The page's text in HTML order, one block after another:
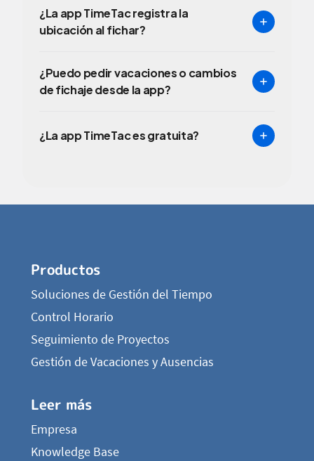
¿La app TimeTac registra la
ubicación al fichar?
¿Puedo pedir vacaciones o cambios
de fichaje desde la app?
¿La app TimeTac es gratuita?
Productos
Soluciones de Gestión del Tiempo
Control Horario
Seguimiento de Proyectos
Gestión de Vacaciones y Ausencias
Leer más
Empresa
Knowledge Base